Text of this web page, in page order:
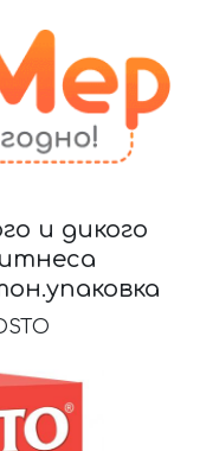
и дикого